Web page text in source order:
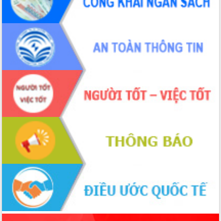
phá cơ chế - Hợp tác công tư
Đề án 06 tạo bước ngoặt đột phá trong
cải cách hành chính tỉnh Đắk Lắk
Kết nối tour, đẩy mạnh chuyển đổi số
để phát triển du lịch Đắk Lắk
Khởi động Dự án Đầu tư xây dựng hạ
tầng kỹ thuật Cụm công nghiệp Tân
Tiến
Gặp mặt các cơ quan báo chí nhân Kỷ
niệm 101 năm Ngày Báo chí Cách
mạng Việt Nam
Đắk Lắk sơ kết 4 năm triển khai thực
hiện Đề án 06 của Chính phủ
Họp báo thông tin về Hội nghị Công bố
Quy hoạch và Xúc tiến đầu tư tỉnh Đắk
Khơi thông điểm nghẽn, đẩy nhanh
giải ngân vốn khắc phục thiên tai
HĐND tỉnh thông qua điều chỉnh Quy
hoạch tỉnh thời kỳ 2021-2030